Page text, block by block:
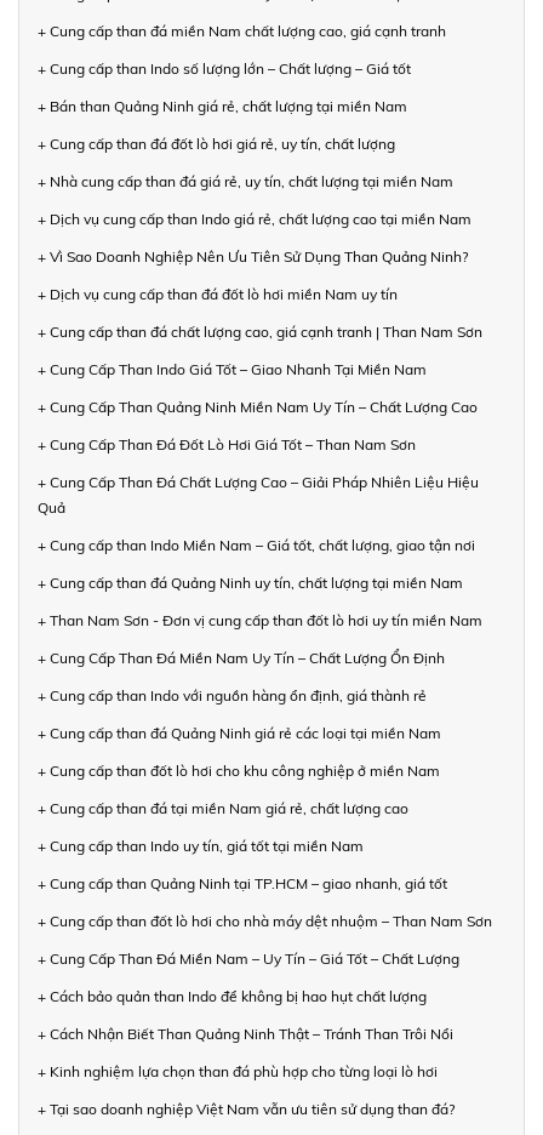
+ Cung cấp than đá miền Nam chất lượng cao, giá cạnh tranh
+ Cung cấp than Indo số lượng lớn – Chất lượng – Giá tốt
+ Bán than Quảng Ninh giá rẻ, chất lượng tại miền Nam
+ Cung cấp than đá đốt lò hơi giá rẻ, uy tín, chất lượng
+ Nhà cung cấp than đá giá rẻ, uy tín, chất lượng tại miền Nam
+ Dịch vụ cung cấp than Indo giá rẻ, chất lượng cao tại miền Nam
+ Vì Sao Doanh Nghiệp Nên Ưu Tiên Sử Dụng Than Quảng Ninh?
+ Dịch vụ cung cấp than đá đốt lò hơi miền Nam uy tín
+ Cung cấp than đá chất lượng cao, giá cạnh tranh | Than Nam Sơn
+ Cung Cấp Than Indo Giá Tốt – Giao Nhanh Tại Miền Nam
+ Cung Cấp Than Quảng Ninh Miền Nam Uy Tín – Chất Lượng Cao
+ Cung Cấp Than Đá Đốt Lò Hơi Giá Tốt – Than Nam Sơn
+ Cung Cấp Than Đá Chất Lượng Cao – Giải Pháp Nhiên Liệu Hiệu
Quả
+ Cung cấp than Indo Miền Nam – Giá tốt, chất lượng, giao tận nơi
+ Cung cấp than đá Quảng Ninh uy tín, chất lượng tại miền Nam
+ Than Nam Sơn - Đơn vị cung cấp than đốt lò hơi uy tín miền Nam
+ Cung Cấp Than Đá Miền Nam Uy Tín – Chất Lượng Ổn Định
+ Cung cấp than Indo với nguồn hàng ổn định, giá thành rẻ
+ Cung cấp than đá Quảng Ninh giá rẻ các loại tại miền Nam
+ Cung cấp than đốt lò hơi cho khu công nghiệp ở miền Nam
+ Cung cấp than đá tại miền Nam giá rẻ, chất lượng cao
+ Cung cấp than Indo uy tín, giá tốt tại miền Nam
+ Cung cấp than Quảng Ninh tại TP.HCM – giao nhanh, giá tốt
+ Cung cấp than đốt lò hơi cho nhà máy dệt nhuộm – Than Nam Sơn
+ Cung Cấp Than Đá Miền Nam – Uy Tín – Giá Tốt – Chất Lượng
+ Cách bảo quản than Indo để không bị hao hụt chất lượng
+ Cách Nhận Biết Than Quảng Ninh Thật – Tránh Than Trôi Nổi
+ Kinh nghiệm lựa chọn than đá phù hợp cho từng loại lò hơi
+ Tại sao doanh nghiệp Việt Nam vẫn ưu tiên sử dụng than đá?